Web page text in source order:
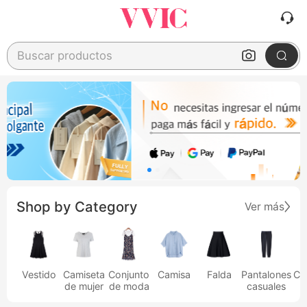
Buscar productos
Shop by Category Ver más
Vestido
Camiseta
de mujer
Conjunto
de moda
Camisa Falda
Pantalones
casuales